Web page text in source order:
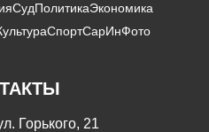
СудПолитикаЭкономика
СпортСарИнФото
Горького, 21